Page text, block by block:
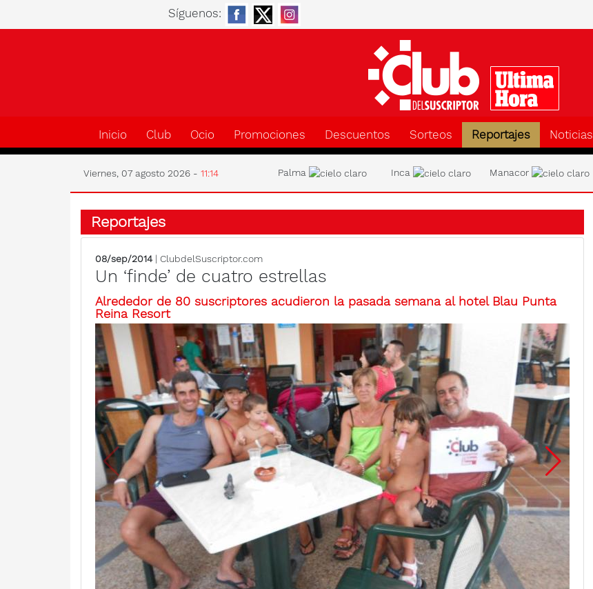
Síguenos:
Inicio Club Ocio Promociones Descuentos Sorteos Reportajes Noticias
Viernes, 07 agosto 2026 - 11:14 Palma Inca Manacor
Reportajes
08/sep/2014| ClubdelSuscriptor.com
Un ‘finde’ de cuatro estrellas
Alrededor de 80 suscriptores acudieron la pasada semana al hotel Blau Punta
Reina Resort